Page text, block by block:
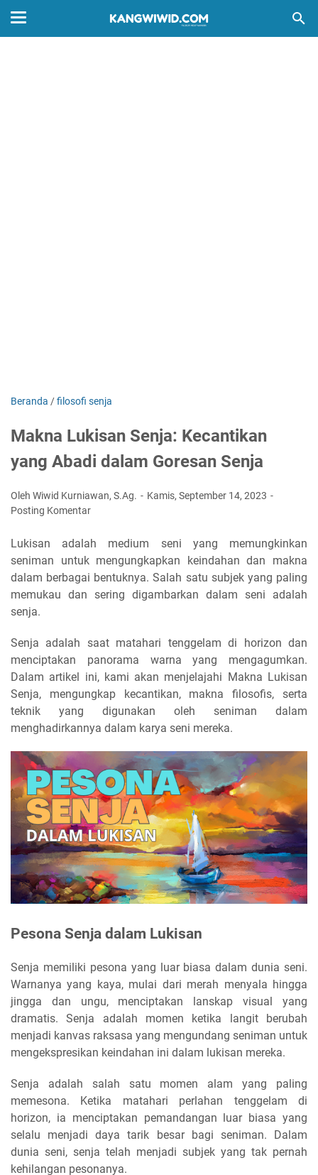
Beranda /filosofi senja
Makna Lukisan Senja: Kecantikan
yang Abadi dalam Goresan Senja
Oleh Wiwid Kurniawan, S.Ag.
Kamis, September 14, 2023
Posting Komentar
Lukisan adalah medium seni yang memungkinkan
seniman untuk mengungkapkan keindahan dan makna
dalam berbagai bentuknya. Salah satu subjek yang paling
memukau dan sering digambarkan dalam seni adalah
senja.
Senja adalah saat matahari tenggelam di horizon dan
menciptakan panorama warna yang mengagumkan.
Dalam artikel ini, kami akan menjelajahi Makna Lukisan
Senja, mengungkap kecantikan, makna filosofis, serta
teknik yang digunakan oleh seniman dalam
menghadirkannya dalam karya seni mereka.
Pesona Senja dalam Lukisan
Senja memiliki pesona yang luar biasa dalam dunia seni.
Warnanya yang kaya, mulai dari merah menyala hingga
jingga dan ungu, menciptakan lanskap visual yang
dramatis. Senja adalah momen ketika langit berubah
menjadi kanvas raksasa yang mengundang seniman untuk
mengekspresikan keindahan ini dalam lukisan mereka.
Senja adalah salah satu momen alam yang paling
memesona. Ketika matahari perlahan tenggelam di
horizon, ia menciptakan pemandangan luar biasa yang
selalu menjadi daya tarik besar bagi seniman. Dalam
dunia seni, senja telah menjadi subjek yang tak pernah
kehilangan pesonanya.